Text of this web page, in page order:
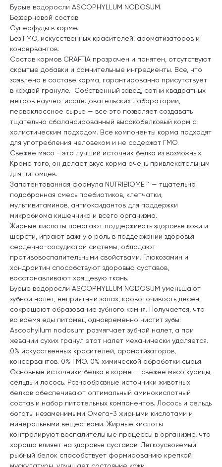
Бурые водоросли ASCOPHYLLUM NODOSUM.
Беззерновой состав.
Суперфуды в корме.
Без ГМО, искусственных красителей, ароматизаторов и
консервантов.
Состав кормов CRAFTIA прозрачен и понятен, отсутствуют
скрытые добавки и сомнительные ингредиенты. Все, что
заявлено в составе корма, гарантированно присутствует
в каждой грануле. Собственный завод, сотни квадратных
метров научно-исследовательских лабораторий,
первоклассное сырье — все это позволяет создавать
тщательно сбалансированный высокобелковый корм с
холистическим подходом. Все компоненты корма подходят
для употребления человеком и не содержат ГМО.
Свежее мясо - это лучший источник белка из возможных.
Кроме того, он делает вкус корма очень привлекательным
для питомцев.
Запатентованная формула NUTRIBIOME ™ — тщательно
подобранная смесь пребиотиков, клетчатки,
мультивитаминов, антиоксидантов для поддержки
микробиома кишечника и всего организма.
Жирные кислоты помогают поддерживать здоровье кожи и
шерсти, играют важную роль в поддержании здоровья
сердечно-сосудистой системы, обладают
противовоспалительными свойствами. Глюкозамин и
хондроитин способствуют здоровью суставов,
восстанавливают хрящевую ткань.
Бурые водоросли ASCOPHYLLUM NODOSUM уменьшают
зубной налет, неприятный запах, кровоточивость десен,
сокращают образование зубного камня. Получается, что
во время еды питомец одновременно чистит зубы:
Ascophyllum nodosum размягчает зубной налет, а при
жевании сухих гранул этот налет механически удаляется.
0% искусственных красителей, ароматизаторов,
консервантов. 0% ГМО. 0% химической обработки сырья.
Основные источники белка в корме — свежее мясо курицы,
сельдь и лосось. Разнообразные источники животных
белков обеспечивают оптимальный аминокислотный
состав и набор питательных компонентов. Лосось и сельдь
богаты незаменимыми Омега-3 жирными кислотами и
минеральными веществами. Жирные кислоты
контролируют воспалительные процессы в организме, что
хорошо влияет на здоровье суставов. Легкоусвояемый
рыбный белок способствует формированию крепкой
мускулатуры, улучшает состояние кожи.